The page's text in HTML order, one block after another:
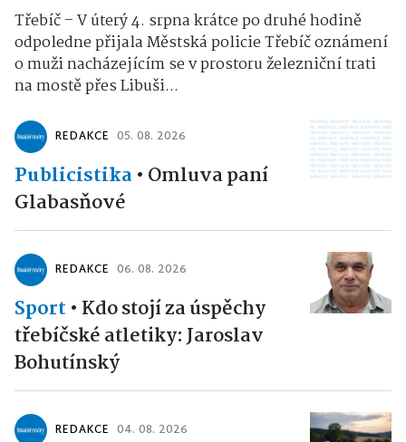
Třebíč – V úterý 4. srpna krátce po druhé hodině
odpoledne přijala Městská policie Třebíč oznámení
o muži nacházejícím se v prostoru železniční trati
na mostě přes Libuši...
REDAKCE 05. 08. 2026
Publicistika• Omluva paní
Glabasňové
REDAKCE 06. 08. 2026
Sport • Kdo stojí za úspěchy
třebíčské atletiky: Jaroslav
Bohutínský
REDAKCE 04. 08. 2026